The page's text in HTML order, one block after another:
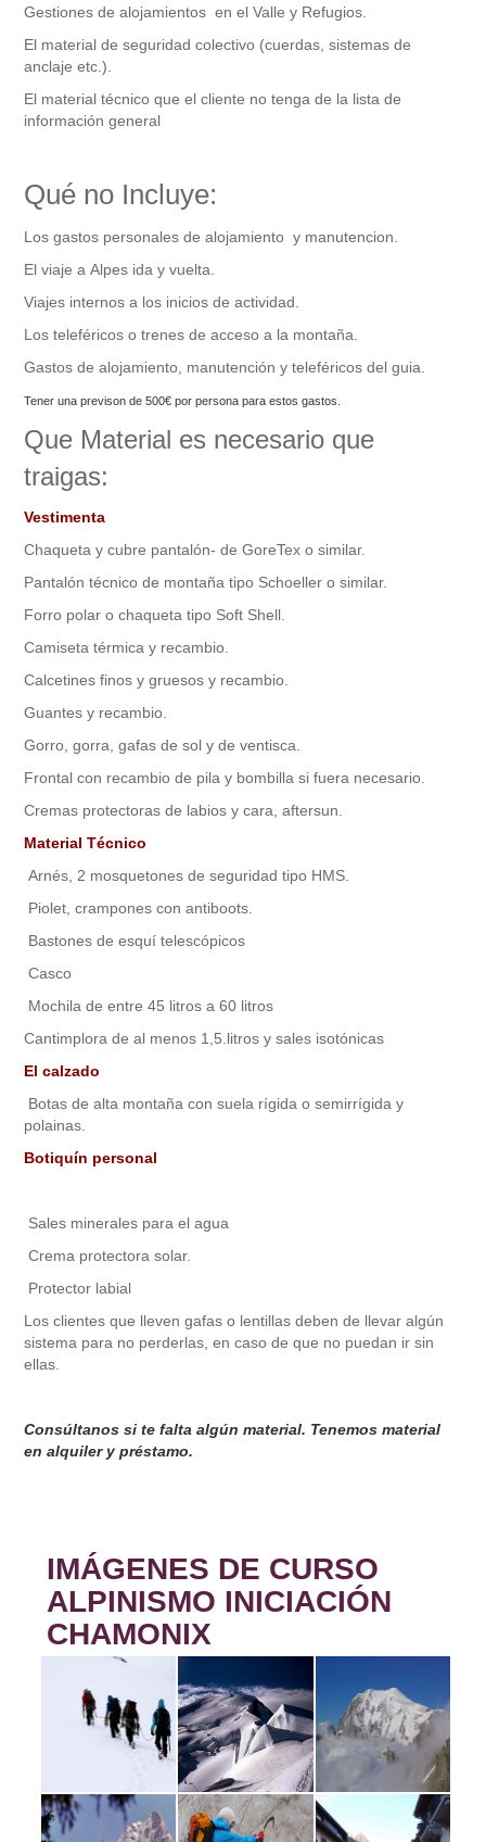
Gestiones de alojamientos en el Valle y Refugios.
El material de seguridad colectivo (cuerdas, sistemas de
anclaje etc.).
El material técnico que el cliente no tenga de la lista de
información general
Qué no Incluye:
Los gastos personales de alojamiento y manutencion.
El viaje a Alpes ida y vuelta.
Viajes internos a los inicios de actividad.
Los teleféricos o trenes de acceso a la montaña.
Gastos de alojamiento, manutención y teleféricos del guia.
Tener una previson de 500€ por persona para estos gastos.
Que Material es necesario que
traigas:
Vestimenta
Chaqueta y cubre pantalón- de GoreTex o similar.
Pantalón técnico de montaña tipo Schoeller o similar.
Forro polar o chaqueta tipo Soft Shell.
Camiseta térmica y recambio.
Calcetines finos y gruesos y recambio.
Guantes y recambio.
Gorro, gorra, gafas de sol y de ventisca.
Frontal con recambio de pila y bombilla si fuera necesario.
Cremas protectoras de labios y cara, aftersun.
Material Técnico
Arnés, 2 mosquetones de seguridad tipo HMS.
Piolet, crampones con antiboots.
Bastones de esquí telescópicos
Casco
Mochila de entre 45 litros a 60 litros
Cantimplora de al menos 1,5.litros y sales isotónicas
El calzado
Botas de alta montaña con suela rígida o semirrígida y
polainas.
Botiquín personal
Sales minerales para el agua
Crema protectora solar.
Protector labial
Los clientes que lleven gafas o lentillas deben de llevar algún
sistema para no perderlas, en caso de que no puedan ir sin
ellas.
Consúltanos si te falta algún material. Tenemos material
en alquiler y préstamo.
IMÁGENES DE CURSO
ALPINISMO INICIACIÓN
CHAMONIX